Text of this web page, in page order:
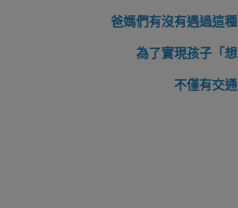
爸媽們有沒有遇過這
為了實現孩子「
不僅有交